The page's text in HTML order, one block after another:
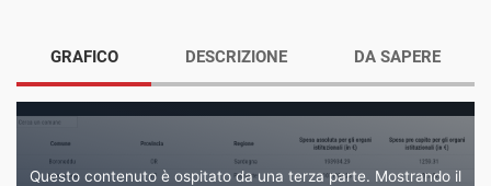
GRAFICO
Questo contenuto è ospitato da una terza parte. Mostrando il
DESCRIZIONE DA SAPERE